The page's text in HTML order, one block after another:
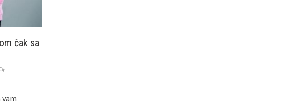
čak sa
vam